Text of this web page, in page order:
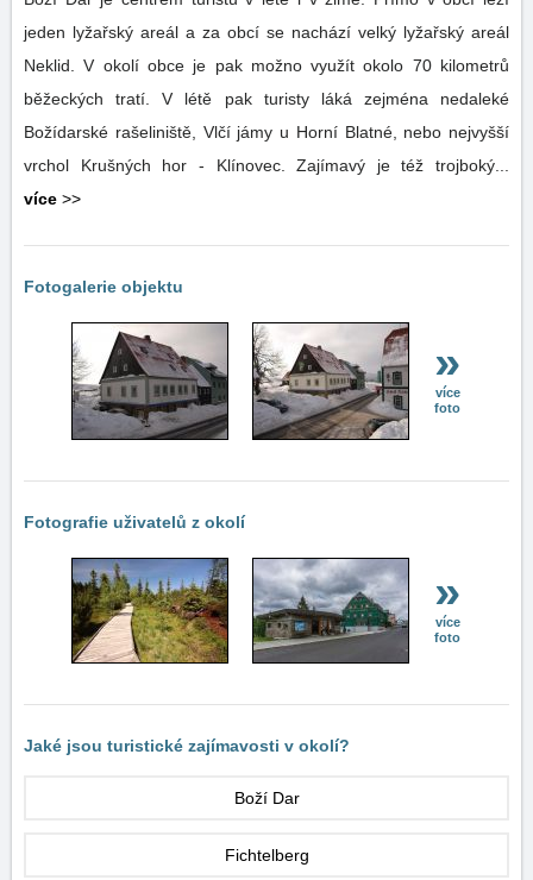
jeden lyžařský areál a za obcí se nachází velký lyžařský areál
Neklid. V okolí obce je pak možno využít okolo 70 kilometrů
běžeckých tratí. V létě pak turisty láká zejména nedaleké
Božídarské rašeliniště, Vlčí jámy u Horní Blatné, nebo nejvyšší
vrchol Krušných hor - Klínovec. Zajímavý je též trojboký...
více >>
Fotogalerie objektu
»
více
foto
Fotografie uživatelů z okolí
»
více
foto
Jaké jsou turistické zajímavosti v okolí?
Boží Dar
Fichtelberg